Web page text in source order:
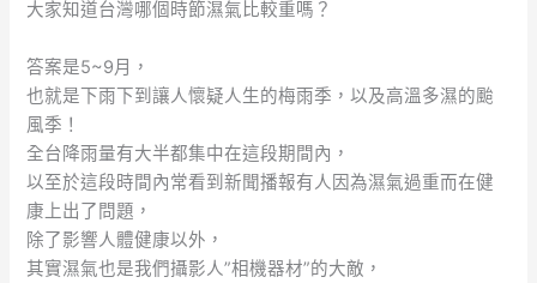
大家知道台灣哪個時節濕氣比較重嗎？
答案是5~9月，
也就是下雨下到讓人懷疑人生的梅雨季，以及高溫多濕的颱
風季！
全台降雨量有大半都集中在這段期間內，
以至於這段時間內常看到新聞播報有人因為濕氣過重而在健
康上出了問題，
除了影響人體健康以外，
其實濕氣也是我們攝影人”相機器材”的大敵，